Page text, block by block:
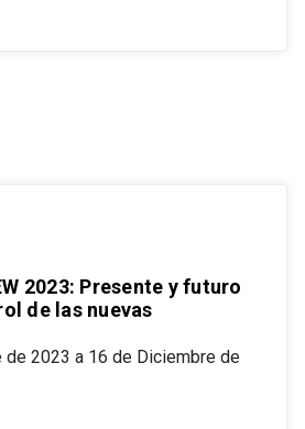
2023: Presente y futuro
de las nuevas
de 2023 a 16 de Diciembre de